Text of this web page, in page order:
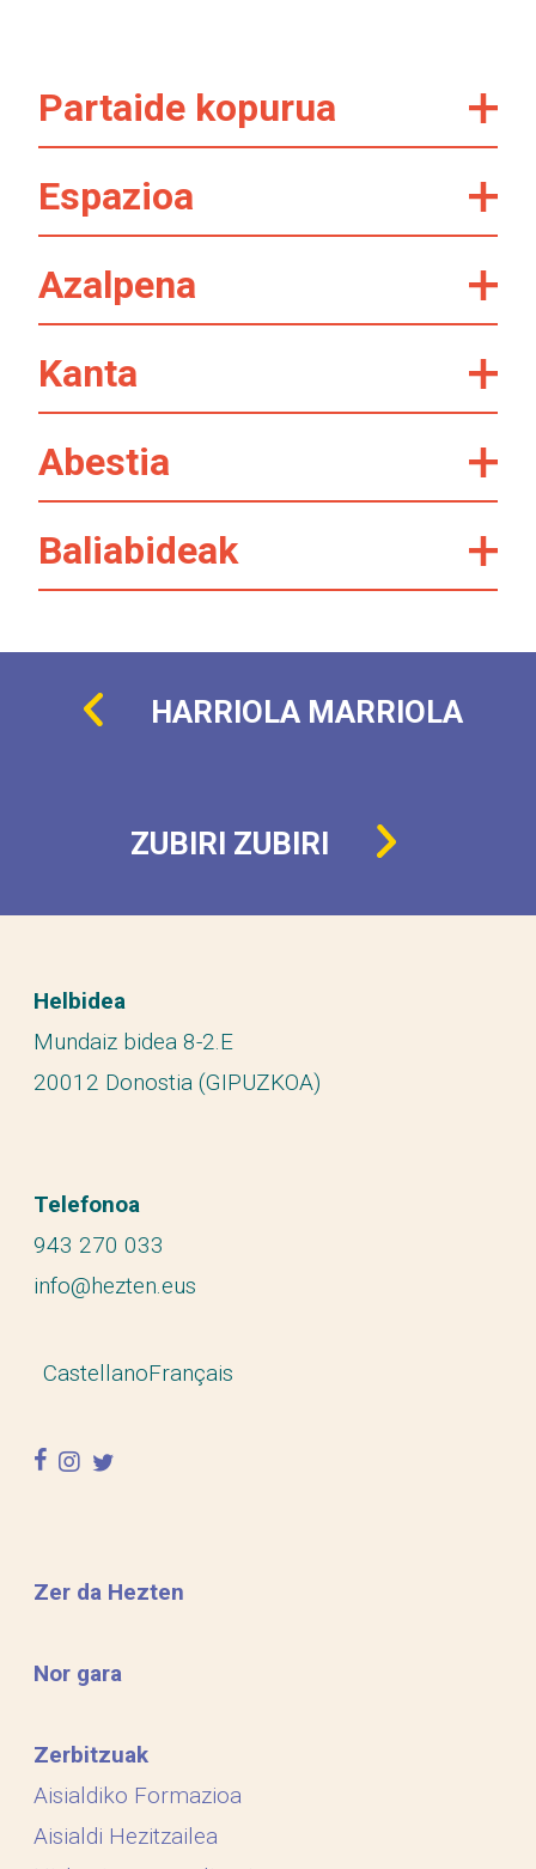
Partaide kopurua
Espazioa
Azalpena
Kanta
Abestia
Baliabideak
HARRIOLA MARRIOLA
ZUBIRI ZUBIRI
Helbidea
Mundaiz bidea 8-2.E
20012 Donostia (GIPUZKOA)
Telefonoa
943 270 033
info@hezten.eus
CastellanoFrançais
facebook
instagram
twitter
Zer da Hezten
Nor gara
Zerbitzuak
Aisialdiko Formazioa
Aisialdi Hezitzailea